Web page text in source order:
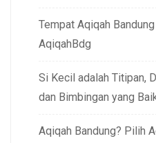
Tempat Aqiqah Bandung
AqiqahBdg
Si Kecil adalah Titipan,
dan Bimbingan yang
Aqiqah Bandung? Pilih